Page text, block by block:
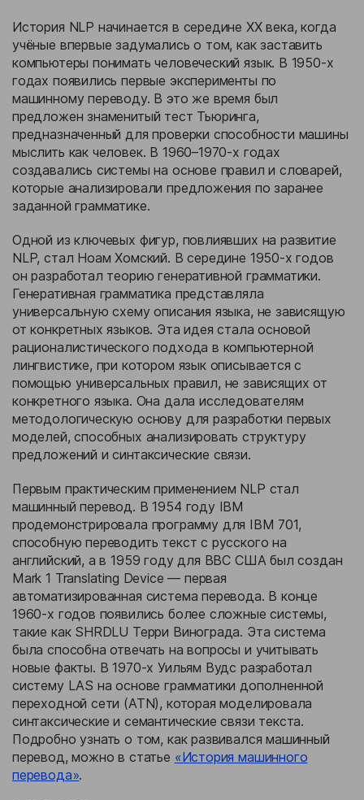
История NLP начинается в середине XX века, когда
учёные впервые задумались о том, как заставить
компьютеры понимать человеческий язык. В 1950-х
годах появились первые эксперименты по
машинному переводу. В это же время был
предложен знаменитый тест Тьюринга,
предназначенный для проверки способности машины
мыслить как человек. В 1960–1970-х годах
создавались системы на основе правил и словарей,
которые анализировали предложения по заранее
заданной грамматике.
Одной из ключевых фигур, повлиявших на развитие
NLP, стал Ноам Хомский. В середине 1950-х годов
он разработал теорию генеративной грамматики.
Генеративная грамматика представляла
универсальную схему описания языка, не зависящую
от конкретных языков. Эта идея стала основой
рационалистического подхода в компьютерной
лингвистике, при котором язык описывается с
помощью универсальных правил, не зависящих от
конкретного языка. Она дала исследователям
методологическую основу для разработки первых
моделей, способных анализировать структуру
предложений и синтаксические связи.
Первым практическим применением NLP стал
машинный перевод. В 1954 году IBM
продемонстрировала программу для IBM 701,
способную переводить текст с русского на
английский, а в 1959 году для ВВС США был создан
Mark 1 Translating Device — первая
автоматизированная система перевода. В конце
1960-х годов появились более сложные системы,
такие как SHRDLU Терри Винограда. Эта система
была способна отвечать на вопросы и учитывать
новые факты. В 1970-х Уильям Вудс разработал
систему LAS на основе грамматики дополненной
переходной сети (ATN), которая моделировала
синтаксические и семантические связи текста.
Подробно узнать о том, как развивался машинный
перевод, можно в статье «История машинного
перевода».